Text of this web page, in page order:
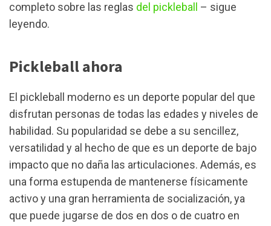
completo sobre las reglas del pickleball
– sigue
leyendo.
Pickleball ahora
El pickleball moderno es un deporte popular del que
disfrutan personas de todas las edades y niveles de
habilidad. Su popularidad se debe a su sencillez,
versatilidad y al hecho de que es un deporte de bajo
impacto que no daña las articulaciones. Además, es
una forma estupenda de mantenerse físicamente
activo y una gran herramienta de socialización, ya
que puede jugarse de dos en dos o de cuatro en